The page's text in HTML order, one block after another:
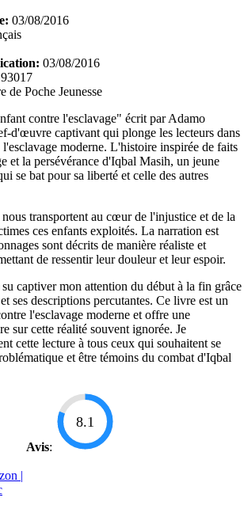
03/08/2016
03/08/2016
de Poche Jeunesse
contre l'esclavage" écrit par Adamo
d'œuvre captivant qui plonge les lecteurs dans
moderne. L'histoire inspirée de faits
et la persévérance d'Iqbal Masih, un jeune
se bat pour sa liberté et celle des autres
transportent au cœur de l'injustice et de la
ces enfants exploités. La narration est
sont décrits de manière réaliste et
de ressentir leur douleur et leur espoir.
captiver mon attention du début à la fin grâce
ses descriptions percutantes. Ce livre est un
l'esclavage moderne et offre une
sur cette réalité souvent ignorée. Je
cette lecture à tous ceux qui souhaitent se
et être témoins du combat d'Iqbal
Avis:
8.1
|